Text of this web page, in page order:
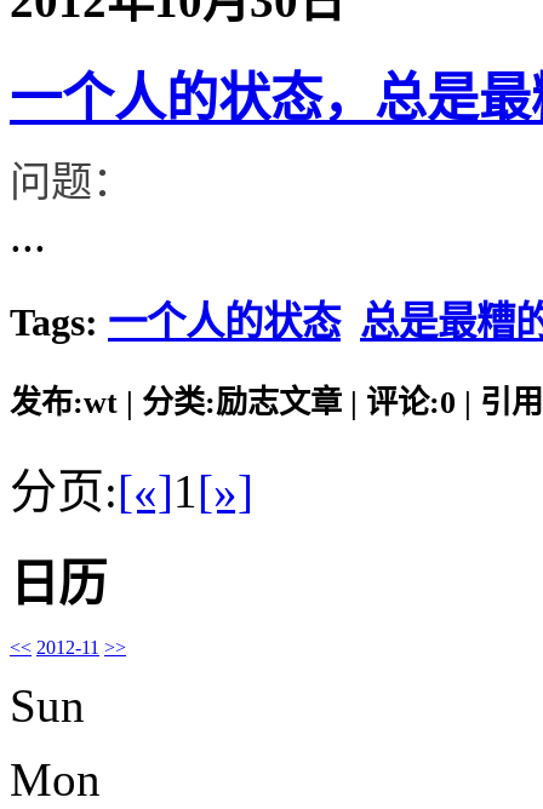
一个人的状态，总是
问题：
...
Tags: 一个人的状态 总是最糟
发布:wt | 分类:励志文章 | 评论:0 | 引
分页:[«]1[»]
日历
<< 2012-11 >>
Sun
Mon